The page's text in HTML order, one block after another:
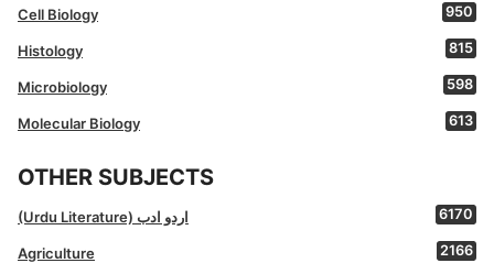
Cell Biology 950
Histology 815
Microbiology 598
Molecular Biology 613
OTHER SUBJECTS
(Urdu Literature) اردو ادب 6170
Agriculture 2166